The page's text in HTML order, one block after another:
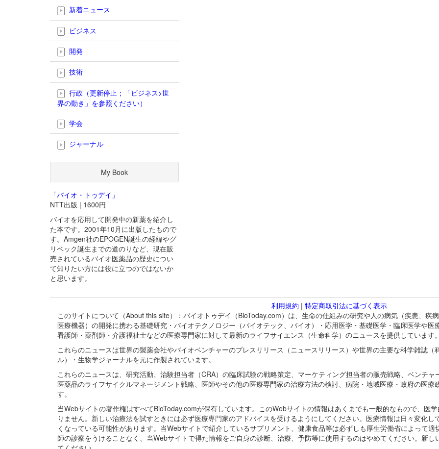
新着ニュース
ビジネス
開発
技術
行政（更新停止；「ビジネス>世
界の動き」を参照ください）
学会
ジャーナル
My Book
「バイオ・トゥデイ」
NTT出版 | 1600円
バイオを応用して開発中の新薬を紹介し
た本です。2001年10月に出版したもので
す。Amgen社のEPOGEN誕生の経緯やグ
リベック誕生までの道のりなど、現在販
売されているバイオ医薬品の歴史につい
て知りたい方には役に立つのではないか
と思います。
利用規約 | 特定商取引法に基づく表示
このサイトについて（About this site）：バイオトゥデイ（BioToday.com）は、生命の仕組みの研究や人の病気（疾患、疾
医療機器）の開発に携わる基礎研究・バイオテクノロジー（バイオテック、バイオ）・応用医学・基礎医学・臨床医学や
看護師・薬剤師・介護福祉士などの医療専門家に対して最新のライフサイエンス（生命科学）のニュースを提供しています
これらのニュースは世界の製薬会社やバイオベンチャーのプレスリリース（ニュースリリース）や世界の主要な科学雑誌
ル）・生物学ジャーナルを元に作製されています。
これらのニュースは、研究活動、治験担当者（CRA）の臨床試験の戦略策定、マーケティング担当者の販売戦略、ベンチ
医薬品のライフサイクルマネージメント戦略、医師やその他の医療専門家の治療方法の検討、病院・地域医療・政府の医
す。
当Webサイトの著作権はすべてBioToday.comが保有しています。このWebサイトの情報はあくまでも一般的なもので、医
りません。新しい治療法を試すときには必ず医療専門家のアドバイスを受けるようにしてください。医療情報は日々変化
くなっている可能性があります。当Webサイトで紹介しているサプリメント、健康食品等は必ずしも厚生労働省によって
師の診察をうけることなく、当Webサイトで得た情報をご自身の診断、治療、予防等に使用するのはやめてください。新